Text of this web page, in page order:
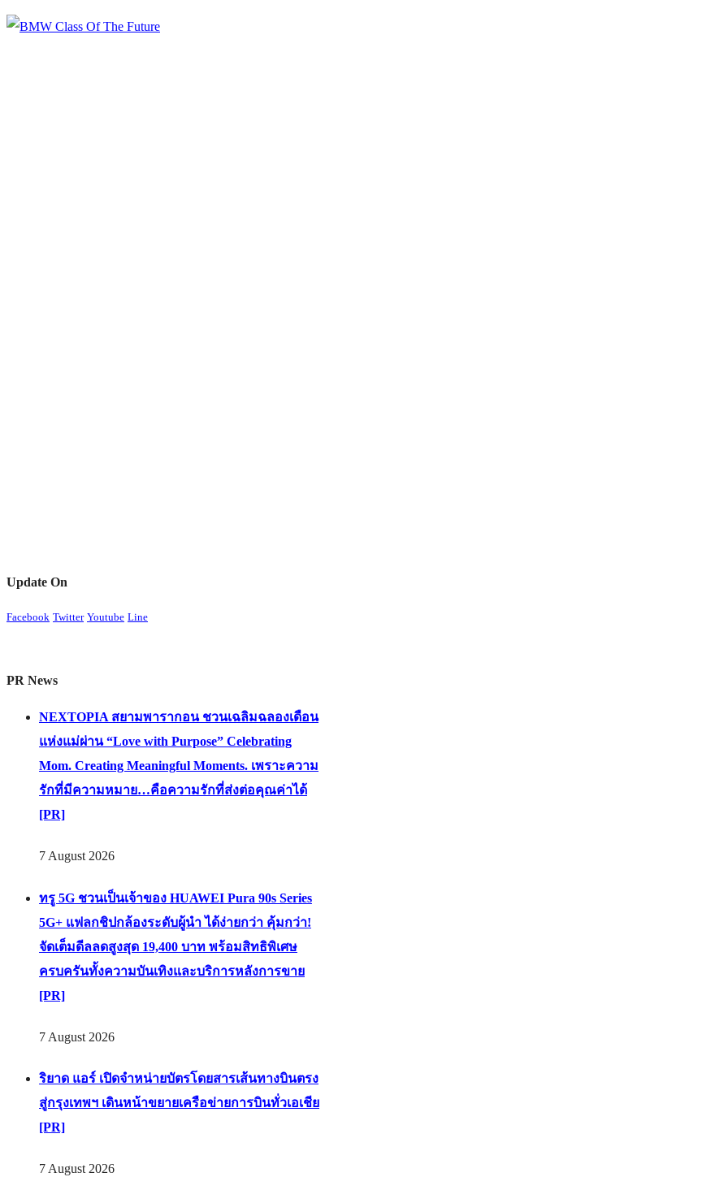
Update On
Facebook Twitter Youtube Line
PR News
NEXTOPIA สยามพารากอน ชวนเฉลิมฉลองเดือน
แห่งแม่ผ่าน “Love with Purpose” Celebrating
Mom. Creating Meaningful Moments. เพราะความ
รักที่มีความหมาย…คือความรักที่ส่งต่อคุณค่าได้
[PR]
7 August 2026
ทรู 5G ชวนเป็นเจ้าของ HUAWEI Pura 90s Series
5G+ แฟลกชิปกล้องระดับผู้นำ ได้ง่ายกว่า คุ้มกว่า!
จัดเต็มดีลลดสูงสุด 19,400 บาท พร้อมสิทธิพิเศษ
ครบครันทั้งความบันเทิงและบริการหลังการขาย
[PR]
7 August 2026
ริยาด แอร์ เปิดจำหน่ายบัตรโดยสารเส้นทางบินตรง
สู่กรุงเทพฯ เดินหน้าขยายเครือข่ายการบินทั่วเอเชีย
[PR]
7 August 2026